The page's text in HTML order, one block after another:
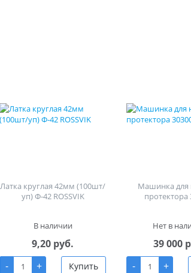
Латка круглая 42мм (100шт/
уп) Ф-42 ROSSVIK
В наличии
9,20 руб.
-
+ Купить
Машинка для
протектора
Нет в
39 000
-
+